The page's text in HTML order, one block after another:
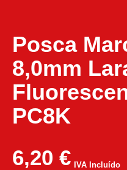
Posca
8,0mm
PC8K
6,20 € IVA Incluído